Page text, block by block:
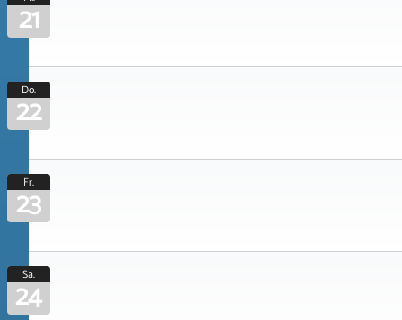
21
Do.
22
Fr.
23
Sa.
24